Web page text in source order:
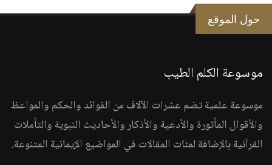
حول الموقع
موسوعة الكلم الطيب
موسوعة علمية تضم عشرات الآلاف من الفوائد والحكم والمواعظ
والأقوال المأثورة والأدعية والأذكار والأحاديث النبوية والتأملات
القرآنية بالإضافة لمئات المقالات في المواضيع الإيمانية المتنوعة.